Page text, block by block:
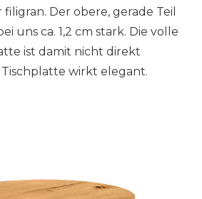
Der obere, gerade Teil
uns ca. 1,2 cm stark. Die volle
ist damit nicht direkt
wirkt elegant.